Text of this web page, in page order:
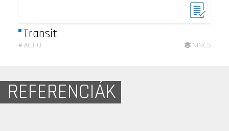
Transit
#ACTIU NINCS
REFERENCIÁK